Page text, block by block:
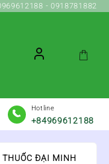
- 0918781882
Hotline
+84969612188
THUỐC ĐẠI MINH